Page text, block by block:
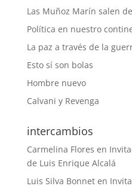
Las Muñoz Marín salen
Política en nuestro
La paz a través de la
Esto sí son bolas
Hombre nuevo
Calvani y Revenga
intercambios
Carmelina Flores en
de Luis Enrique Alcalá
Luis Silva Bonneten